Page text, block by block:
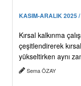
KASIM-ARALIK 2025
Kırsal kalkınma
çeşitlendirerek
yükseltirken aynı
Sema ÖZAY